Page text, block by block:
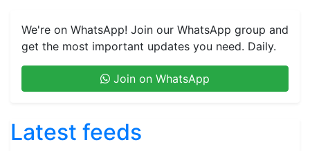
We're on WhatsApp! Join our WhatsApp group and
get the most important updates you need. Daily.
Join on WhatsApp
Latest feeds